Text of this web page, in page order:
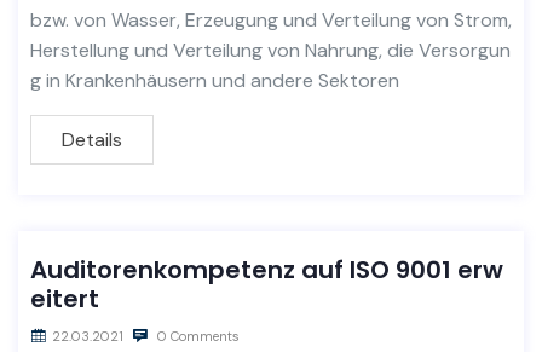
bzw. von Wasser, Erzeugung und Verteilung von Strom,
Herstellung und Verteilung von Nahrung, die Versorgun
g in Krankenhäusern und andere Sektoren
Details
Auditorenkompetenz auf ISO 9001 erw
eitert
22.03.2021 0 Comments